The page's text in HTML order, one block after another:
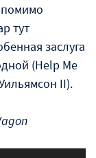
тут
заслуга
(Help Me
II).